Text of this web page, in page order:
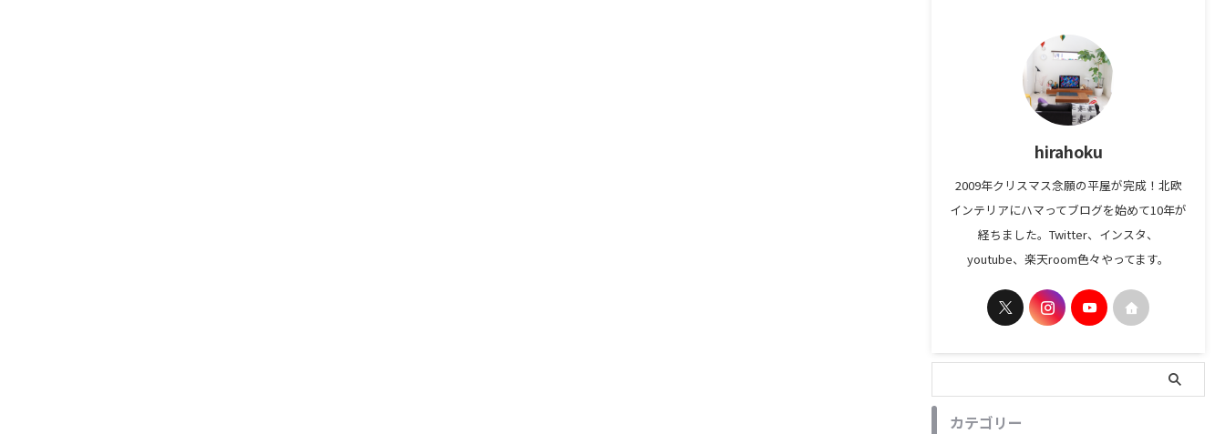
hirahoku
2009年クリスマス念願の平屋が完成！北欧
インテリアにハマってブログを始めて10年が
経ちました。Twitter、インスタ、
youtube、楽天room色々やってます。
カテゴリー